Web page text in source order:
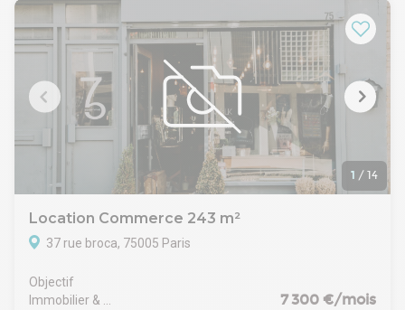
restauration et ses prestations de qualité en font un
établissement prêt à exploiter.
Il dispose d'une cuisine équipée avec hotte à charbon actif
ainsi que d'une cave de 18 m², idéale pour le stockage.
Cave de 18 m²
Cuisine équipée avec hotte à charbon actif
Aucun travaux à prévoir
Décoration soignée et contemporaine
Emplacement recherché dans le 17 eme arrondissement
Terrasse privative
Une belle opportunité de reprendre un restaurant clé en main
dans un secteur dynamique
Bail : 3/6/9 ans
Loyer mensuel : 1400 € HT HC
Disponibilité : Après accord
1 / 14
Location Commerce 243 m²
37 rue broca, 75005 Paris
Objectif
Immobilier &
7 300 €/mois